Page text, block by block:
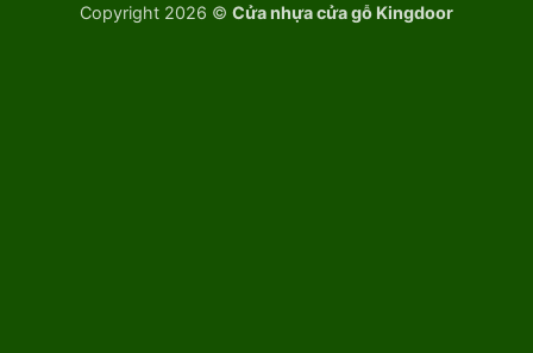
Copyright 2026 © Cửa nhựa cửa gỗ Kingdoor